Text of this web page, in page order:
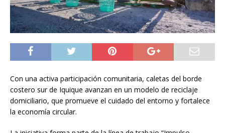
Con una activa participación comunitaria, caletas del borde
costero sur de Iquique avanzan en un modelo de reciclaje
domiciliario, que promueve el cuidado del entorno y fortalece
la economía circular.